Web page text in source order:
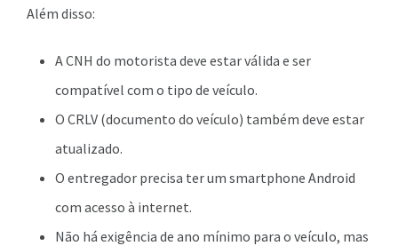
Além disso:
A CNH do motorista deve estar válida e ser
compatível com o tipo de veículo.
O CRLV (documento do veículo) também deve estar
atualizado.
O entregador precisa ter um smartphone Android
com acesso à internet.
Não há exigência de ano mínimo para o veículo, mas